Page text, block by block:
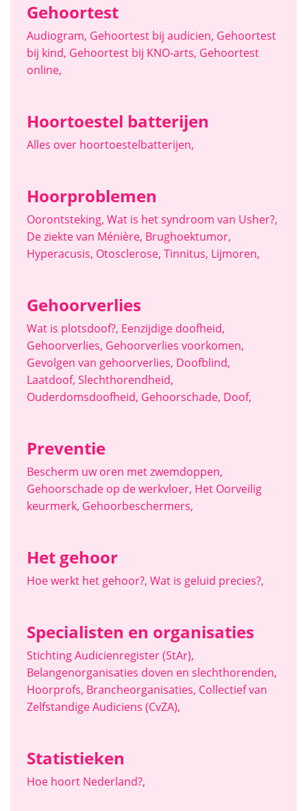
Gehoortest
Audiogram, Gehoortest bij audicien, Gehoortest
bij kind, Gehoortest bij KNO-arts, Gehoortest
online,
Hoortoestel batterijen
Alles over hoortoestelbatterijen,
Hoorproblemen
Oorontsteking, Wat is het syndroom van Usher?,
De ziekte van Ménière, Brughoektumor,
Hyperacusis, Otosclerose, Tinnitus, Lijmoren,
Gehoorverlies
Wat is plotsdoof?, Eenzijdige doofheid,
Gehoorverlies, Gehoorverlies voorkomen,
Gevolgen van gehoorverlies, Doofblind,
Laatdoof, Slechthorendheid,
Ouderdomsdoofheid, Gehoorschade, Doof,
Preventie
Bescherm uw oren met zwemdoppen,
Gehoorschade op de werkvloer, Het Oorveilig
keurmerk, Gehoorbeschermers,
Het gehoor
Hoe werkt het gehoor?, Wat is geluid precies?,
Specialisten en organisaties
Stichting Audicienregister (StAr),
Belangenorganisaties doven en slechthorenden,
Hoorprofs, Brancheorganisaties, Collectief van
Zelfstandige Audiciens (CvZA),
Statistieken
Hoe hoort Nederland?,